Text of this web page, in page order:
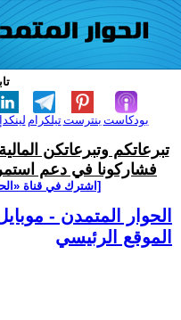
تيلكرامبنترست بودكاست
تبرعاتكم وتبرعاتكن
فشاركونا في دعم
[اشترك في قناة
الحوار المتمدن -
الموقع الرئيسي